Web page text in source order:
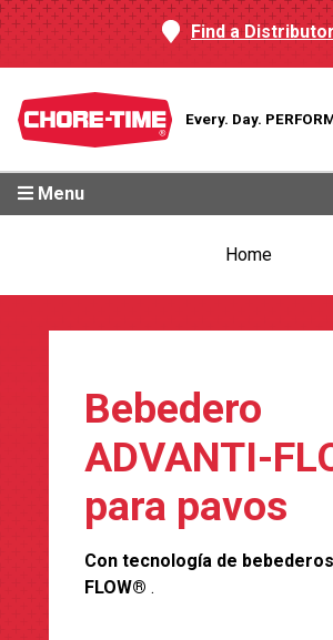
Find a
Every. Day.
Menu
Home
Bebedero
ADVANTI-
para pavos
Con tecnología de bebederos
FLOW® .